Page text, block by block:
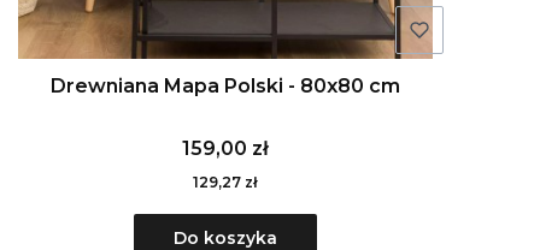
Drewniana Mapa Polski - 80x80 cm
159,00 zł
129,27 zł
Do koszyka